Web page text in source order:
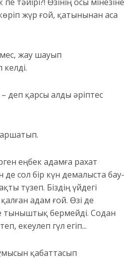
жүр ғой, қатынынан аса
жау шауып
– деп қарсы алды әріптес
еңбек адамға рахат
сол бір күн демалыста бау-
түзеп. Біздің үйдегі
адам ғой. Өзі де
тыныштық бермейді. Содан
екеулеп гүл егіп...
қабаттасып